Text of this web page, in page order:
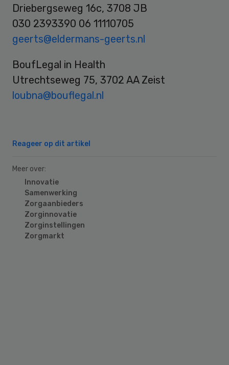
Driebergseweg 16c, 3708 JB
030 2393390 06 11110705
geerts@eldermans-geerts.nl
BoufLegal in Health
Utrechtseweg 75, 3702 AA Zeist
loubna@bouflegal.nl
Reageer op dit artikel
Meer over:
Innovatie
Samenwerking
Zorgaanbieders
Zorginnovatie
Zorginstellingen
Zorgmarkt